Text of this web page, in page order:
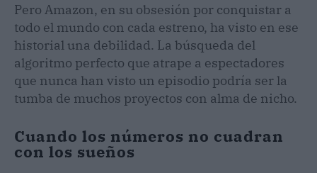
Pero Amazon, en su obsesión por conquistar a
todo el mundo con cada estreno, ha visto en ese
historial una debilidad. La búsqueda del
algoritmo perfecto que atrape a espectadores
que nunca han visto un episodio podría ser la
tumba de muchos proyectos con alma de nicho.
Cuando los números no cuadran
con los sueños